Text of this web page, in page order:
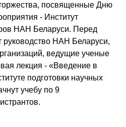
посвященные Дню
- Институт
НАН Беларуси. Перед
руководство НАН Беларуси,
ведущие ученые
лекция - «Введение в
подготовки научных
учебу по 9